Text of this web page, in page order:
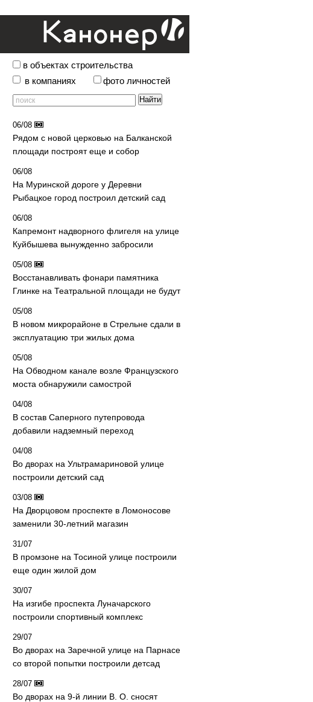
в объектах строительства
в компаниях
фото личностей
06/08
Рядом с новой церковью на Балканской
площади построят еще и собор
06/08
На Муринской дороге у Деревни
Рыбацкое город построил детский сад
06/08
Капремонт надворного флигеля на улице
Куйбышева вынужденно забросили
05/08
Восстанавливать фонари памятника
Глинке на Театральной площади не будут
05/08
В новом микрорайоне в Стрельне сдали в
эксплуатацию три жилых дома
05/08
На Обводном канале возле Французского
моста обнаружили самострой
04/08
В состав Саперного путепровода
добавили надземный переход
04/08
Во дворах на Ультрамариновой улице
построили детский сад
03/08
На Дворцовом проспекте в Ломоносове
заменили 30-летний магазин
31/07
В промзоне на Тосиной улице построили
еще один жилой дом
30/07
На изгибе проспекта Луначарского
построили спортивный комплекс
29/07
Во дворах на Заречной улице на Парнасе
со второй попытки построили детсад
28/07
Во дворах на 9-й линии В. О. сносят